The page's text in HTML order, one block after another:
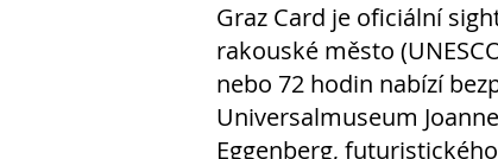
Graz Card je oficiální
rakouské město
nebo 72 hodin nabízí
Universalmuseum
Eggenberg,